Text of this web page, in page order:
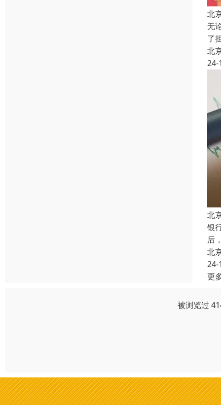
北
无
了
北
24-
北
银
后
北
24-
更
被浏览过